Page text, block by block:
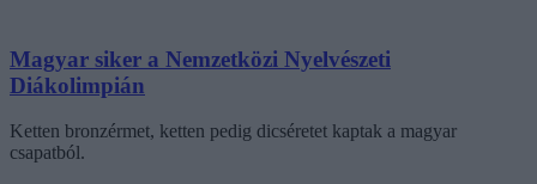
Magyar siker a Nemzetközi Nyelvészeti
Diákolimpián
Ketten bronzérmet, ketten pedig dicséretet kaptak a magyar
csapatból.